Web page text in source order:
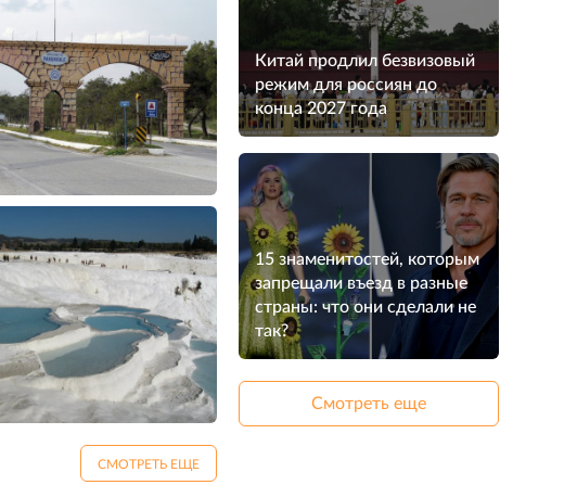
СМОТРЕТЬ ЕЩЕ
Китай продлил безвизовый
режим для россиян до
конца 2027 года
15 знаменитостей, которым
запрещали въезд в разные
страны: что они сделали не
так?
Смотреть еще